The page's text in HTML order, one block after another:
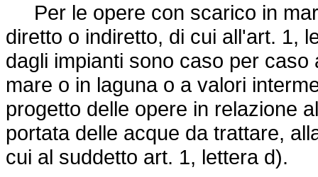
Per le opere con scarico in
diretto o indiretto, di cui all'art. 1,
dagli impianti sono caso per
mare o in laguna o a valori
progetto delle opere in relazione
portata delle acque da trattare,
cui al suddetto art. 1, lettera d).